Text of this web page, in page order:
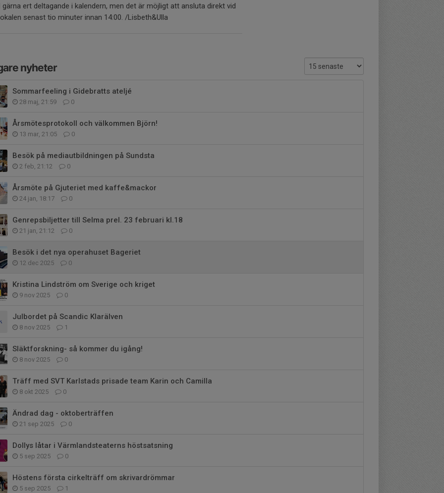
gärna ert deltagande i kalendern, men det är möjligt att ansluta direkt vid
senast tio minuter innan 14:00. /Lisbeth&Ulla
nyheter
Sommarfeeling i Gidebratts ateljé
28 maj, 21:59 0
Årsmötesprotokoll och välkommen Björn!
13 mar, 21:05 0
Besök på mediautbildningen på Sundsta
2 feb, 21:12 0
Årsmöte på Gjuteriet med kaffe&mackor
24 jan, 18:17 0
Genrepsbiljetter till Selma prel. 23 februari kl.18
21 jan, 21:12 0
Besök i det nya operahuset Bageriet
12 dec 2025 0
Kristina Lindström om Sverige och kriget
9 nov 2025 0
Julbordet på Scandic Klarälven
8 nov 2025 1
Släktforskning- så kommer du igång!
8 nov 2025 0
Träff med SVT Karlstads prisade team Karin och Camilla
8 okt 2025 0
Ändrad dag - oktoberträffen
21 sep 2025 0
Dollys låtar i Värmlandsteaterns höstsatsning
5 sep 2025 0
Höstens första cirkelträff om skrivardrömmar
5 sep 2025 1